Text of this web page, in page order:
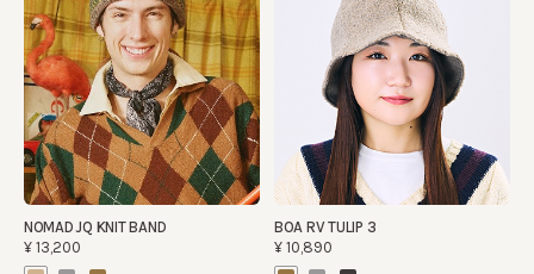
NOMAD JQ KNIT BAND
¥13,200
BOA RV TULIP 3
¥10,890